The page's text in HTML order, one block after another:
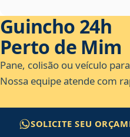
Guincho 24h
Perto de Mim
Pane, colisão ou veículo
Nossa equipe atende com
SOLICITE SEU